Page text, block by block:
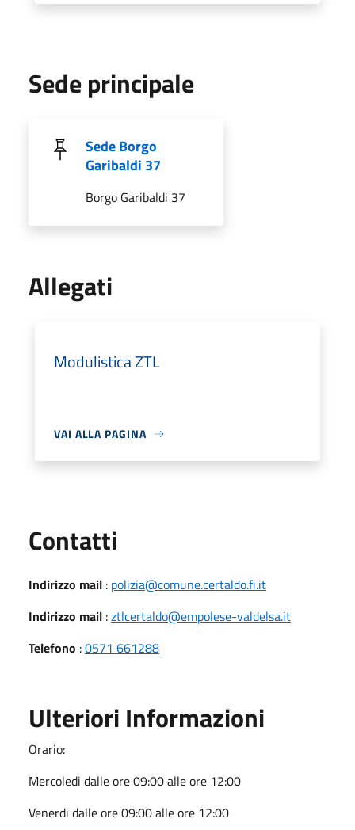
Sede principale
Sede Borgo
Garibaldi 37
Borgo Garibaldi 37
Allegati
Modulistica ZTL
VAI ALLA PAGINA
Contatti
Indirizzo mail : polizia@comune.certaldo.fi.it
Indirizzo mail :ztlcertaldo@empolese-valdelsa.it
Telefono :0571 661288
Ulteriori Informazioni
Orario:
Mercoledi dalle ore 09:00 alle ore 12:00
Venerdi dalle ore 09:00 alle ore 12:00